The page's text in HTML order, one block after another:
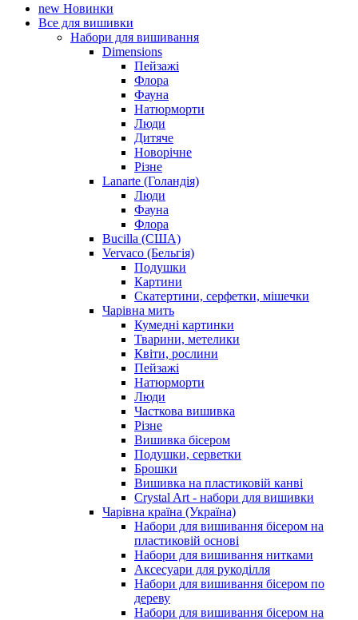
new Новинки
Все для вишивки
Набори для вишивання
Dimensions
Пейзажі
Флора
Фауна
Натюрморти
Люди
Дитяче
Новорічне
Різне
Lanarte (Голандія)
Люди
Фауна
Флора
Bucilla (США)
Vervaco (Бельгія)
Подушки
Картини
Скатертини, серфетки, мішечки
Чарiвна мить
Кумедні картинки
Тварини, метелики
Квіти, рослини
Пейзажі
Натюрморти
Люди
Часткова вишивка
Різне
Вишивка бісером
Подушки, серветки
Брошки
Вишивка на пластиковій канві
Crystal Art - набори для вишивки
Чарівна країна (Україна)
Набори для вишивання бісером на
пластиковій основі
Набори для вишивання нитками
Аксесуари для рукоділля
Набори для вишивання бісером по
дереву
Набори для вишивання бісером на